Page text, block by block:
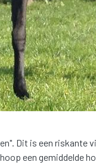
Dit is een riskante
een gemiddelde